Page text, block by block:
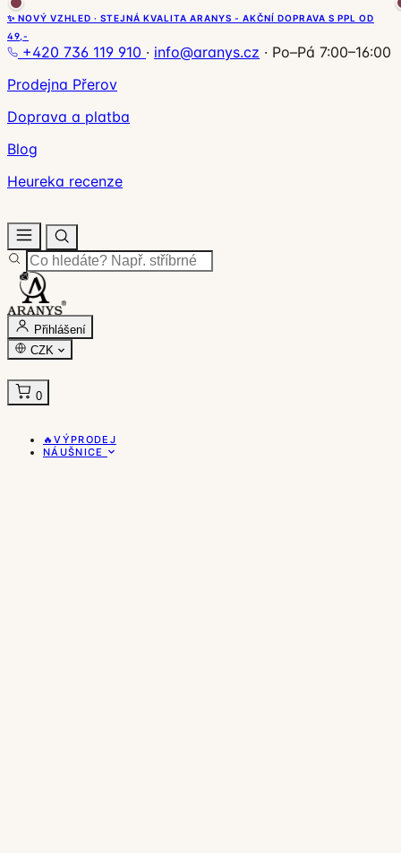
✨ NOVÝ VZHLED · STEJNÁ KVALITA ARANYS - AKČNÍ DOPRAVA S PPL OD
49,-
+420 736 119 910 · info@aranys.cz · Po–Pá 7:00–16:00
Prodejna Přerov
Doprava a platba
Blog
Heureka recenze
Přihlášení
CZK
0
🔥VÝPRODEJ
NÁUŠNICE